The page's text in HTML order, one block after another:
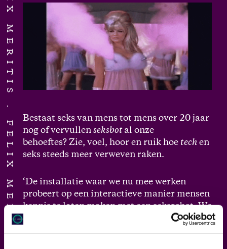
FELIX MERITIS
FELIX MERITIS
Bestaat seks van mens tot mens over 20 jaar
nog of vervullen seksbot al onze
behoeftes? Zie, voel, hoor en ruik hoe tech en
seks steeds meer verweven raken.
‘De installatie waar we nu mee werken
probeert op een interactieve manier mensen
kennis te laten maken met een seksrobot. We
hebben een parcours gemaakt waar we de 5